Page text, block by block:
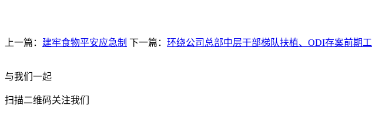
上一篇： 建牢食物平安应急制 下一篇： 环绕公司总部中层干部梯队扶植、ODI存案前期工
与我们一起
扫描二维码关注我们